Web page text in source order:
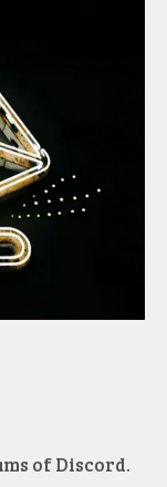
of Discord.